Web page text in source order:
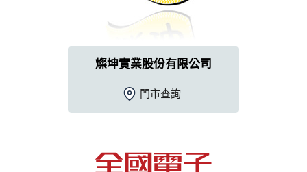
燦坤實業股份有限公司
門市查詢